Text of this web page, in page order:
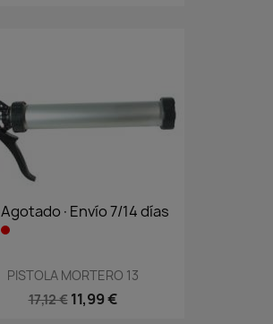
Agotado·Envío 7/14 días
PISTOLA MORTERO 13
17,12 € 11,99 €